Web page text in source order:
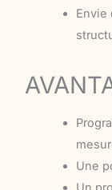
Envie
Une